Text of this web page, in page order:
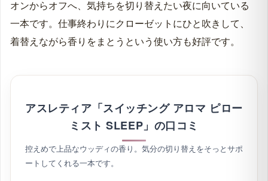
オンからオフへ、気持ちを切り替えたい夜に向いている
一本です。仕事終わりにクローゼットにひと吹きして、
着替えながら香りをまとうという使い方も好評です。
アスレティア「スイッチング アロマ ピロー
ミスト SLEEP」の口コミ
控えめで上品なウッディの香り。気分の切り替えをそっとサポ
ートしてくれる一本です。